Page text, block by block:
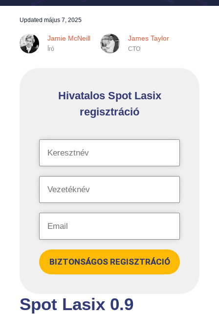
Updated május 7, 2025
Jamie McNeill
Író
James Taylor
CTO
Spot Lasix 0.9
Hivatalos Spot Lasix
regisztráció
BIZTONSÁGOS REGISZTRÁCIÓ